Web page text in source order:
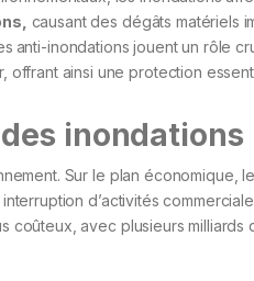
causant des dégâts matériels
anti-inondations jouent un rôle
offrant ainsi une protection
inondations
Sur le plan économique,
d’activités
avec plusieurs milliards